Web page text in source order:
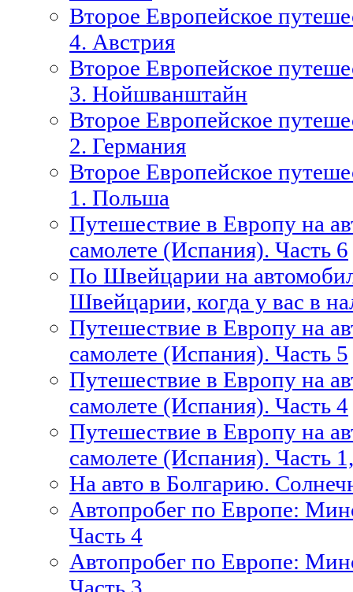
Второе Европейское
4. Австрия
Второе Европейское
3. Нойшванштайн
Второе Европейское
2. Германия
Второе Европейское
1. Польша
Путешествие в Европу на
самолете (Испания). Часть 6
По Швейцарии на
Швейцарии, когда у вас в
Путешествие в Европу на
самолете (Испания). Часть 5
Путешествие в Европу на
самолете (Испания). Часть 4
Путешествие в Европу на
самолете (Испания). Часть
На авто в Болгарию.
Автопробег по Европе:
Часть 4
Автопробег по Европе: